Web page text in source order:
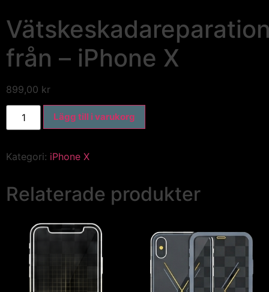
från – iPhone X
899,00 kr
Lägg till i varukorg
Kategori: iPhone X
Relaterade produkter